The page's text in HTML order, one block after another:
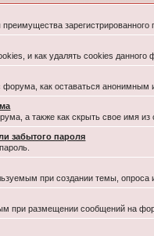
зарегистрированного
и как удалять cookies данного
форума, как оставаться анонимным
а также как скрыть свое имя
забытого пароля
при создании темы, опроса
при размещении сообщений на